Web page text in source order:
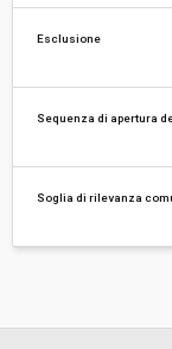
Esclusione
Sequenza di apertura
Soglia di rilevanza